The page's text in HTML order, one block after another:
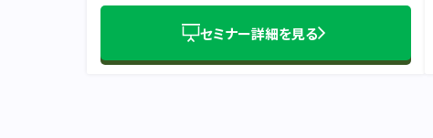
セミナー詳細を見る